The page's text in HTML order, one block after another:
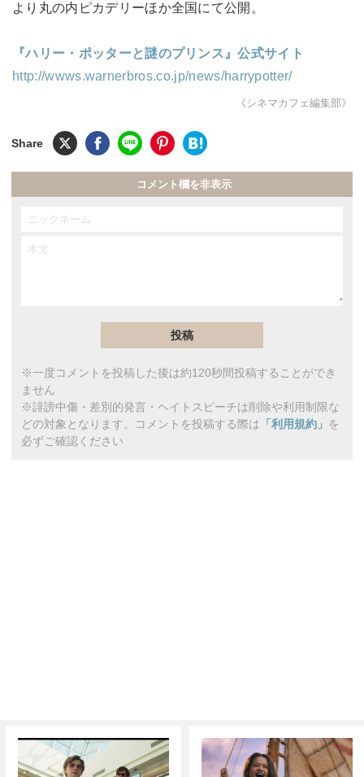
より丸の内ピカデリーほか全国にて公開。
『ハリー・ポッターと謎のプリンス』公式サイト
http://wwws.warnerbros.co.jp/news/harrypotter/
《シネマカフェ編集部》
コメント欄を非表示
※一度コメントを投稿した後は約120秒間投稿することができ
ません
※誹謗中傷・差別的発言・ヘイトスピーチは削除や利用制限な
どの対象となります。コメントを投稿する際は 「利用規約」 を
必ずご確認ください